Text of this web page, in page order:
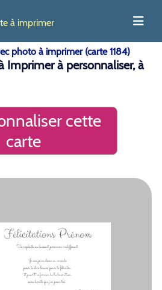
à imprimer
photo à imprimer (carte 1184)
Imprimer à personnaliser, à
cette
carte